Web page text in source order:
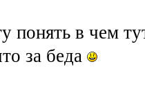
понять в чем
за беда